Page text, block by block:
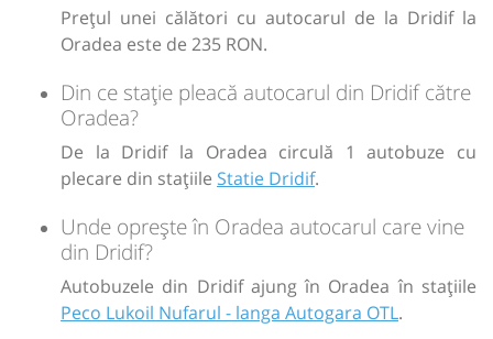
06:00 Brașov Sala sporturilor
Minivan: Brasov Cluj Oradea
Dotări:
Afiseaza itinerariu
13:00 Oradea
Peco Lukoil Nufarul - langa
Autogara OTL
Durată:
39min
Zile de circulație:
Prețul unei călători cu autocarul de la Dridif la
Oradea este de 235 RON.
Din ce stație pleacă autocarul din Dridif către
Oradea?
De la Dridif la Oradea circulă 1 autobuze cu
plecare din stațiile Statie Dridif.
Unde oprește în Oradea autocarul care vine
din Dridif?
Autobuzele din Dridif ajung în Oradea în stațiile
Peco Lukoil Nufarul - langa Autogara OTL.